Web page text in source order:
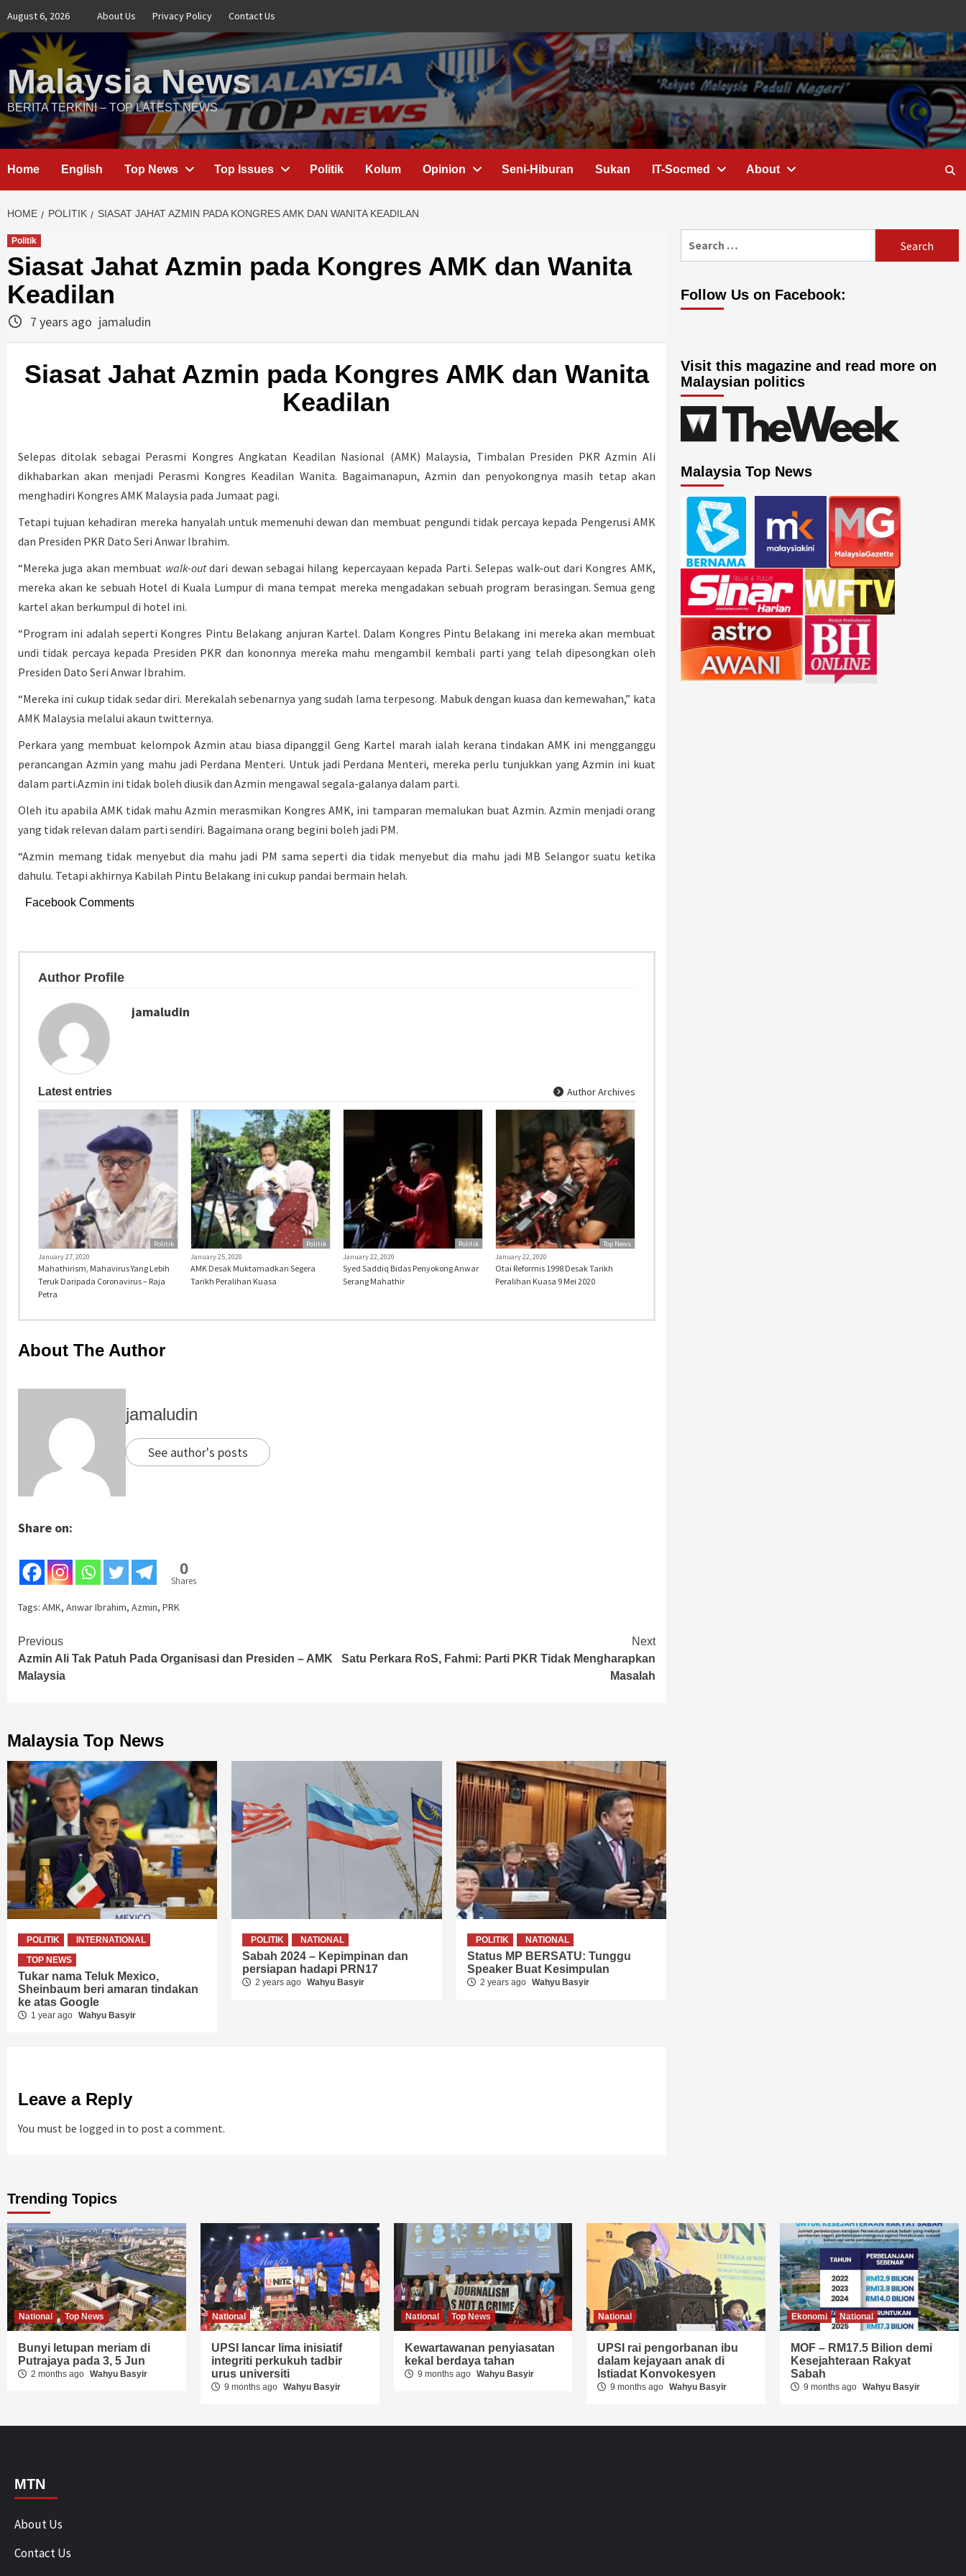
content
August 6, 2026 About Us Privacy Policy Contact Us
Malaysia News
BERITA TERKINI – TOP LATEST NEWS
Home English Top News Top Issues Politik Kolum Opinion Seni-Hiburan Sukan IT-Socmed About
HOME POLITIK SIASAT JAHAT AZMIN PADA KONGRES AMK DAN WANITA KEADILAN
Politik
Siasat Jahat Azmin pada Kongres AMK dan Wanita
Keadilan
7 years ago jamaludin
Siasat Jahat Azmin pada Kongres AMK dan Wanita
Keadilan
Selepas ditolak sebagai Perasmi Kongres Angkatan Keadilan Nasional (AMK) Malaysia, Timbalan Presiden PKR Azmin Ali
dikhabarkan akan menjadi Perasmi Kongres Keadilan Wanita. Bagaimanapun, Azmin dan penyokongnya masih tetap akan
menghadiri Kongres AMK Malaysia pada Jumaat pagi.
Tetapi tujuan kehadiran mereka hanyalah untuk memenuhi dewan dan membuat pengundi tidak percaya kepada Pengerusi AMK
dan Presiden PKR Dato Seri Anwar Ibrahim.
“Mereka juga akan membuat walk-outdari dewan sebagai hilang kepercayaan kepada Parti. Selepas walk-out dari Kongres AMK,
mereka akan ke sebuah Hotel di Kuala Lumpur di mana tempat mereka mengadakan sebuah program berasingan.Semua geng
kartel akan berkumpul di hotel ini.
“Program ini adalah seperti Kongres Pintu Belakang anjuran Kartel. Dalam Kongres Pintu Belakang ini mereka akan membuat
undi tidak percaya kepada Presiden PKR dan kononnya mereka mahu mengambil kembali parti yang telah dipesongkan oleh
Presiden Dato Seri Anwar Ibrahim.
“Mereka ini cukup tidak sedar diri. Merekalah sebenarnya yang sudah lama terpesong. Mabuk dengan kuasa dan kemewahan,” kata
AMK Malaysia melalui akaun twitternya.
Perkara yang membuat kelompok Azmin atau biasa dipanggil Geng Kartel marah ialah kerana tindakan AMK ini mengganggu
perancangan Azmin yang mahu jadi Perdana Menteri. Untuk jadi Perdana Menteri, mereka perlu tunjukkan yang Azmin ini kuat
dalam parti.Azmin ini tidak boleh diusik dan Azmin mengawal segala-galanya dalam parti.
Oleh itu apabila AMK tidak mahu Azmin merasmikan Kongres AMK, ini tamparan memalukan buat Azmin. Azmin menjadi orang
yang tidak relevan dalam parti sendiri. Bagaimana orang begini boleh jadi PM.
“Azmin memang tidak menyebut dia mahu jadi PM sama seperti dia tidak menyebut dia mahu jadi MB Selangor suatu ketika
dahulu. Tetapi akhirnya Kabilah Pintu Belakang ini cukup pandai bermain helah.
Facebook Comments
Author Profile
jamaludin
Latest entries Author Archives
Politik
January 27, 2020
Mahathirism, Mahavirus Yang Lebih
Teruk Daripada Coronavirus – Raja
Petra
Politik
January 25, 2020
AMK Desak Muktamadkan Segera
Tarikh Peralihan Kuasa
Politik
January 22, 2020
Syed Saddiq Bidas Penyokong Anwar
Serang Mahathir
Top News
January 22, 2020
Otai Reformis 1998 Desak Tarikh
Peralihan Kuasa 9 Mei 2020
About The Author
jamaludin
See author's posts
Share on:
0
Shares
Tags: AMK, Anwar Ibrahim, Azmin, PRK
Continue
Reading
Previous
Azmin Ali Tak Patuh Pada Organisasi dan Presiden – AMK
Malaysia
Next
Satu Perkara RoS, Fahmi: Parti PKR Tidak Mengharapkan
Masalah
Malaysia Top News
POLITIK
INTERNATIONAL
TOP NEWS
Tukar nama Teluk Mexico,
Sheinbaum beri amaran tindakan
ke atas Google
1 year ago Wahyu Basyir
POLITIK NATIONAL
Sabah 2024 – Kepimpinan dan
persiapan hadapi PRN17
2 years ago Wahyu Basyir
POLITIK NATIONAL
Status MP BERSATU: Tunggu
Speaker Buat Kesimpulan
2 years ago Wahyu Basyir
Leave a Reply
You must be logged in to post a comment.
Follow Us on Facebook:
Visit this magazine and read more on
Malaysian politics
Malaysia Top News
Trending Topics
National Top News
Bunyi letupan meriam di
Putrajaya pada 3, 5 Jun
2 months ago Wahyu Basyir
National
UPSI lancar lima inisiatif
integriti perkukuh tadbir
urus universiti
9 months ago Wahyu Basyir
National Top News
Kewartawanan penyiasatan
kekal berdaya tahan
9 months ago Wahyu Basyir
National
UPSI rai pengorbanan ibu
dalam kejayaan anak di
Istiadat Konvokesyen
9 months ago Wahyu Basyir
Ekonomi National
MOF – RM17.5 Bilion demi
Kesejahteraan Rakyat
Sabah
9 months ago Wahyu Basyir
MTN
About Us
Contact Us